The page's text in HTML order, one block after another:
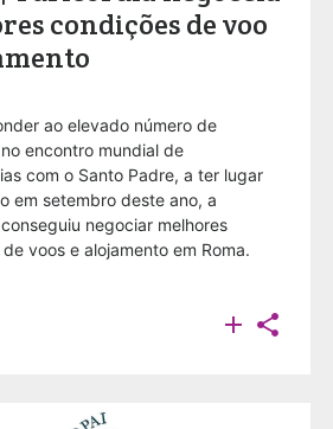
condições de voo
ao elevado número de
encontro mundial de
com o Santo Padre, a ter lugar
em setembro deste ano, a
negociar melhores
voos e alojamento em Roma.
 